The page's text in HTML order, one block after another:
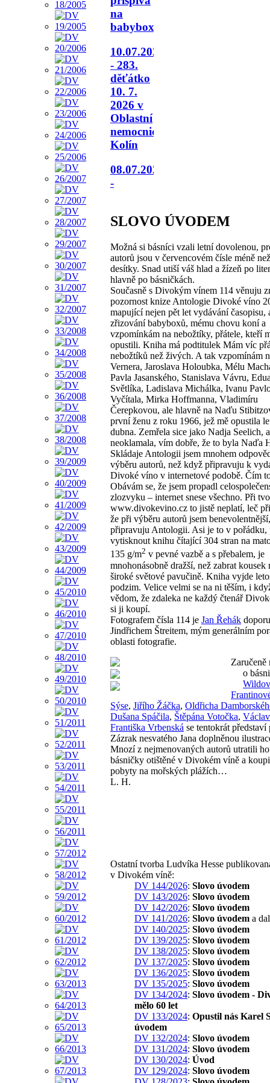
na
babybox.
10.07.2026
- 283.
děťátko
10. 7.
2026 v
Oblastní
nemocnici
Kolín
08.07.2026
-
SLOVO ÚVODEM
Možná si básníci vzali letní dovolenou,
autorů jsou v červencovém čísle méně
desítky. Snad utiší váš hlad a žízeň po
hlavně po básničkách.
Současně s Divokým vínem 114 věnuju
pozornost knize Antologie Divoké víno
mapující nejen pět let vydávání časopisu,
zřizování babyboxů, mému chovu koní a
vzpomínkám na nebožtíky, přátele, kteří
opustili. Kniha má podtitulek Mám víc
nebožtíků než živých. A tak vzpomínám
Vernera, Jaroslava Holoubka, Mélu
Pavla Jasanského, Stanislava Vávru,
Světlíka, Ladislava Michálka, Ivanu
Vyčítala, Mirka Hoffmanna, Vladimíru
Čerepkovou, ale hlavně na Naďu
první ženu z roku 1966, jež mě opustila
dubna. Zemřela sice jako Nadja Seelich,
neoklamala, vím dobře, že to byla Naďa
Skládaje Antologii jsem mnohem
výběru autorů, než když připravuju k
Divoké víno v internetové podobě. Čím
Obávám se, že jsem propadl
zlozvyku – internet snese všechno. Při
www.divokevino.cz to jistě neplatí, leč
že při výběru autorů jsem
připravuju Antologii. Asi je to v pořádku,
vytisknout knihu čítající 304 stran na
135 g/m2 v pevné vazbě a s přebalem, je
mnohonásobně dražší, než zabrat kousek
široké světové pavučině. Kniha vyjde
podzim. Velice velmi se na ni těším, i
vědom, že zdaleka ne každý čtenář
si ji koupí.
Fotografem čísla 114 je Jan Řehák
Jindřichem Štreitem, mým generálním
oblasti fotografie.
Zaručeně
o
Sýse, Jiřího Žáčka, Oldřicha
Dušana Spáčila, Štěpána Votočka,
Františka Vrbenská se tentokrát
Zázrak nesvatého Jana doplněnou
Mnozí z nejmenovaných autorů utratili
básničky otištěné v Divokém víně a
pobyty na mořských plážích…
L. H.
Ostatní tvorba Ludvíka Hesse
v Divokém víně:
DV 144/2026: Slovo úvodem
DV 143/2026: Slovo úvodem
DV 142/2026: Slovo úvodem
DV 141/2026: Slovo úvodem a
DV 140/2025: Slovo úvodem
DV 139/2025: Slovo úvodem
DV 138/2025: Slovo úvodem
DV 137/2025: Slovo úvodem
DV 136/2025: Slovo úvodem
DV 135/2025: Slovo úvodem
DV 134/2024: Slovo úvodem -
mělo 60 let
DV 133/2024: Opustil nás Karel
úvodem
DV 132/2024: Slovo úvodem
DV 131/2024: Slovo úvodem
DV 130/2024: Úvod
DV 129/2024: Slovo úvodem